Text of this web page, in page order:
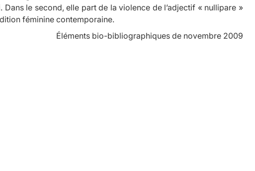
le second, elle part de la violence de l’adjectif « nullipare »
féminine contemporaine.
Éléments bio-bibliographiques de novembre 2009